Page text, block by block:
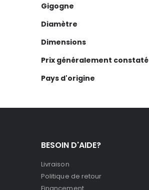
Gigogne
Diamètre
Dimensions
Prix généralement constaté
Pays d'origine
BESOIN D'AIDE?
Livraison
Politique de retour